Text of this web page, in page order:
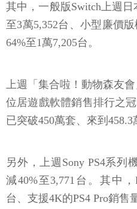
其中，一般版Switch上週
至3萬5,352台、小型廉價
64%至1萬7,205台。
上週「集合啦！動物森友會
位居遊戲軟體銷售排行之
已突破450萬套、來到458.3
另外，上週Sony PS4系列
減40%至3,771台。其中
台、支援4K的PS4 Pro銷售